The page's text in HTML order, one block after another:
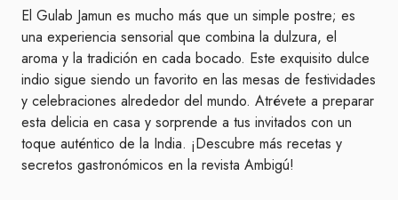
El Gulab Jamun es mucho más que un simple postre; es
una experiencia sensorial que combina la dulzura, el
aroma y la tradición en cada bocado. Este exquisito dulce
indio sigue siendo un favorito en las mesas de festividades
y celebraciones alrededor del mundo. Atrévete a preparar
esta delicia en casa y sorprende a tus invitados con un
toque auténtico de la India. ¡Descubre más recetas y
secretos gastronómicos en la revista Ambigú!